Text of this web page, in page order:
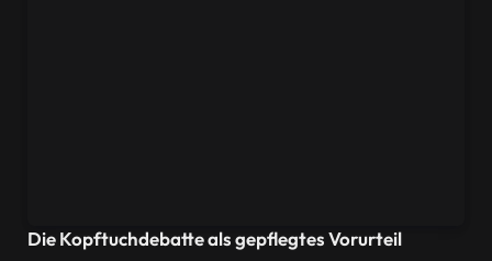
Die Kopftuchdebatte als gepflegtes Vorurteil